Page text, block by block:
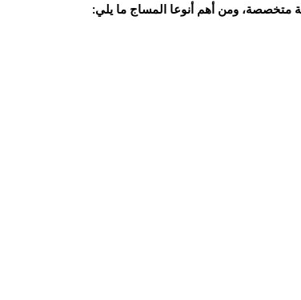
متخصصة، ومن أهم أنوعا المساج ما يلي: